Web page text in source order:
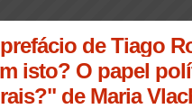
de Tiago
isto? O papel
de Maria